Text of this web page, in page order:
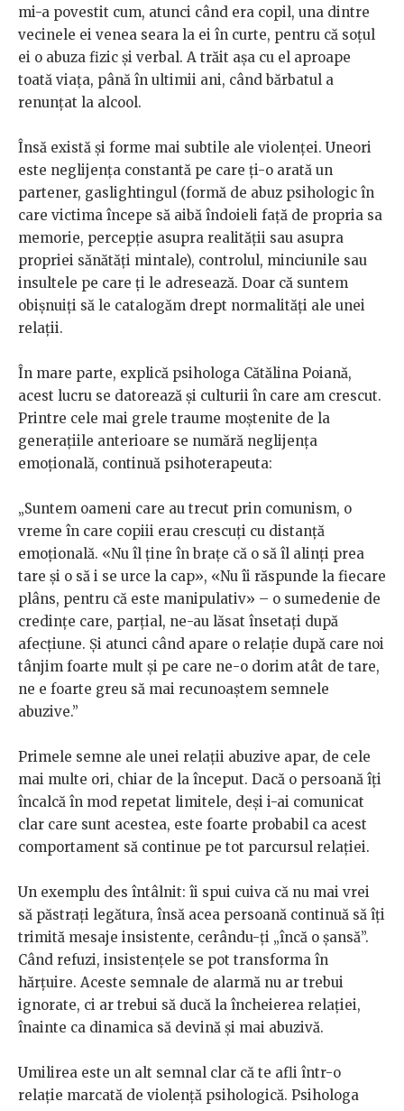
mi-a povestit cum, atunci când era copil, una dintre
vecinele ei venea seara la ei în curte, pentru că soțul
ei o abuza fizic și verbal. A trăit așa cu el aproape
toată viața, până în ultimii ani, când bărbatul a
renunțat la alcool.
Însă există și forme mai subtile ale violenței. Uneori
este neglijența constantă pe care ți-o arată un
partener, gaslightingul (formă de abuz psihologic în
care victima începe să aibă îndoieli față de propria sa
memorie, percepție asupra realității sau asupra
propriei sănătăți mintale), controlul, minciunile sau
insultele pe care ți le adresează. Doar că suntem
obișnuiți să le catalogăm drept normalități ale unei
relații.
În mare parte, explică psihologa Cătălina Poiană,
acest lucru se datorează și culturii în care am crescut.
Printre cele mai grele traume moștenite de la
generațiile anterioare se numără neglijența
emoțională, continuă psihoterapeuta:
„Suntem oameni care au trecut prin comunism, o
vreme în care copiii erau crescuți cu distanță
emoțională. «Nu îl ține în brațe că o să îl alinți prea
tare și o să i se urce la cap», «Nu îi răspunde la fiecare
plâns, pentru că este manipulativ» – o sumedenie de
credințe care, parțial, ne-au lăsat însetați după
afecțiune. Și atunci când apare o relație după care noi
tânjim foarte mult și pe care ne-o dorim atât de tare,
ne e foarte greu să mai recunoaștem semnele
abuzive.”
Primele semne ale unei relații abuzive apar, de cele
mai multe ori, chiar de la început. Dacă o persoană îți
încalcă în mod repetat limitele, deși i-ai comunicat
clar care sunt acestea, este foarte probabil ca acest
comportament să continue pe tot parcursul relației.
Un exemplu des întâlnit: îi spui cuiva că nu mai vrei
să păstrați legătura, însă acea persoană continuă să îți
trimită mesaje insistente, cerându-ți „încă o șansă”.
Când refuzi, insistențele se pot transforma în
hărțuire. Aceste semnale de alarmă nu ar trebui
ignorate, ci ar trebui să ducă la încheierea relației,
înainte ca dinamica să devină și mai abuzivă.
Umilirea este un alt semnal clar că te afli într-o
relație marcată de violență psihologică. Psihologa